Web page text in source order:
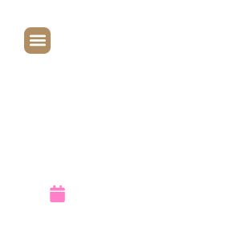
ラはセレ